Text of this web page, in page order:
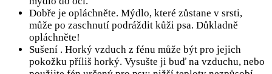
Dobře je opláchněte. Mýdlo, které zůstane v srsti,
může po zaschnutí podráždit kůži psa. Důkladně
opláchněte!
Sušení . Horký vzduch z fénu může být pro jejich
pokožku příliš horký. Vysušte ji buď na vzduchu, nebo